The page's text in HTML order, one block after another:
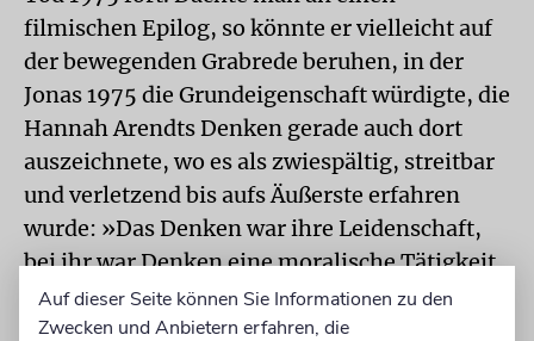
filmischen Epilog, so könnte er vielleicht auf
der bewegenden Grabrede beruhen, in der
Jonas 1975 die Grundeigenschaft würdigte, die
Hannah Arendts Denken gerade auch dort
auszeichnete, wo es als zwiespältig, streitbar
und verletzend bis aufs Äußerste erfahren
wurde: »Das Denken war ihre Leidenschaft,
bei ihr war Denken eine moralische Tätigkeit.
… Alles, was sie zu sagen hatte, war von
Bedeutung, oft herausfordernd, bisweilen
Auf dieser Seite können Sie Informationen zu den
Zwecken und Anbietern erfahren, die